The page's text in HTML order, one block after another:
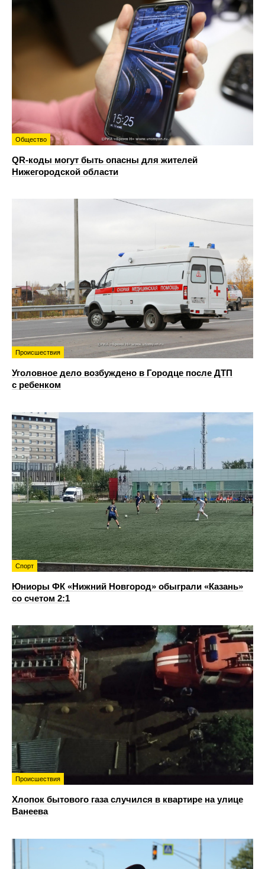
Общество
QR-коды могут быть опасны для жителей
Нижегородской области
Происшествия
Уголовное дело возбуждено в Городце после ДТП
с ребенком
Спорт
Юниоры ФК «Нижний Новгород» обыграли «Казань»
со счетом 2:1
Происшествия
Хлопок бытового газа случился в квартире на улице
Ванеева